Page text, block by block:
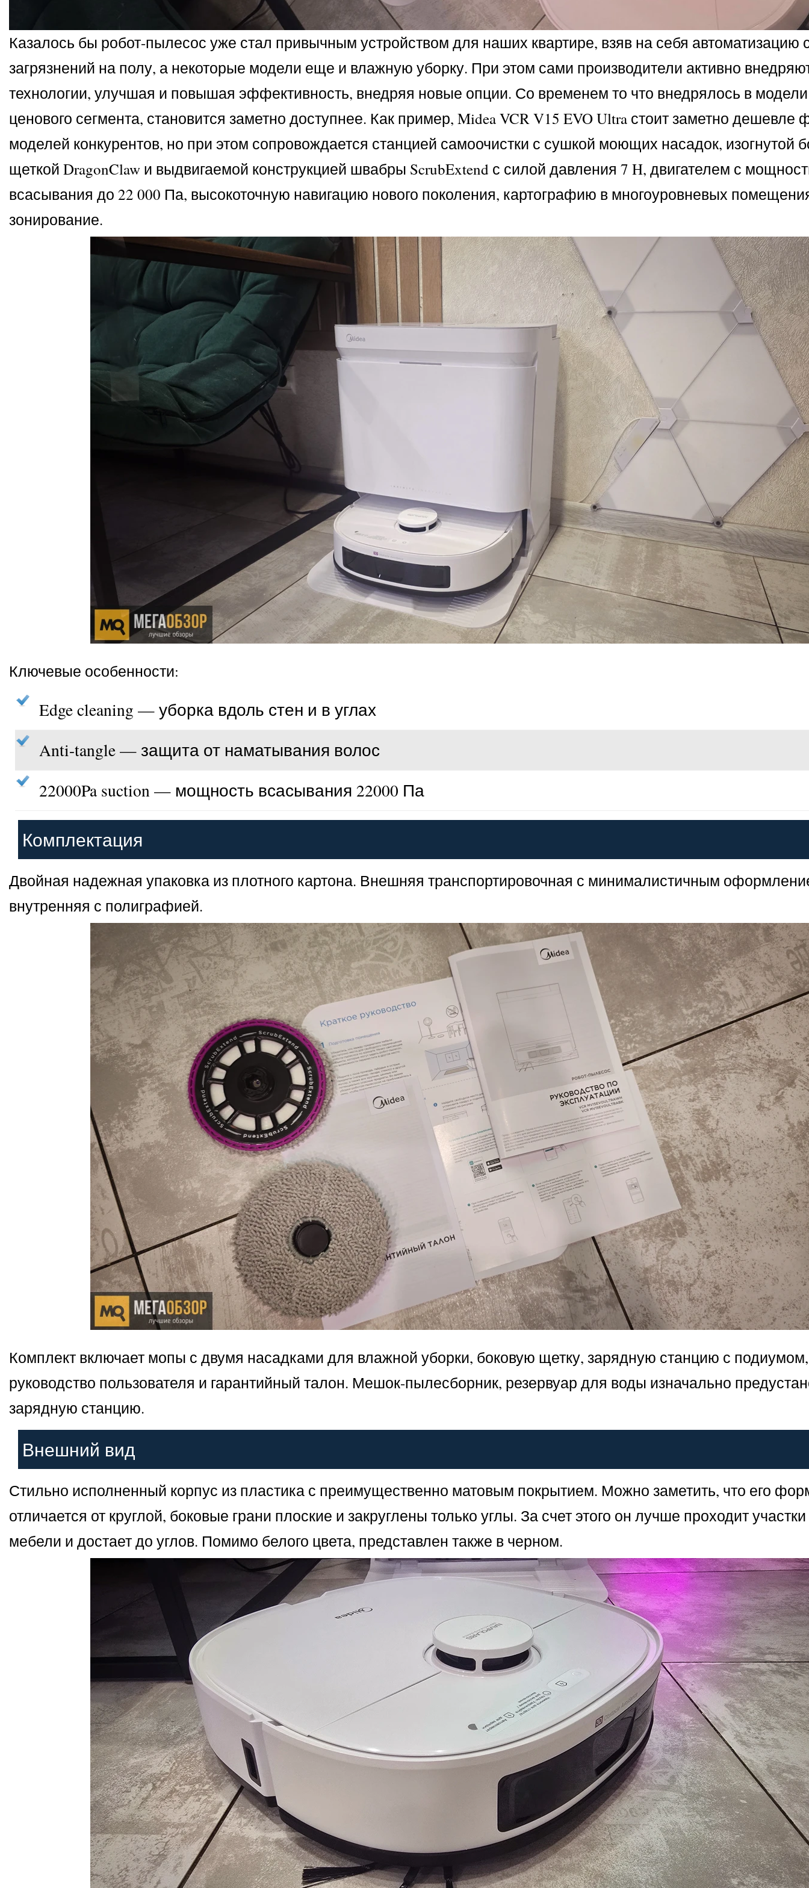
Казалось бы робот-пылесос уже стал привычным устройством для наших квартире, взяв на себя автоматизацию
загрязнений на полу, а некоторые модели еще и влажную уборку. При этом сами производители активно
технологии, улучшая и повышая эффективность, внедряя новые опции. Со временем то что внедрялось в модели
ценового сегмента, становится заметно доступнее. Как пример, Midea VCR V15 EVO Ultra стоит заметно дешевле
моделей конкурентов, но при этом сопровождается станцией самоочистки с сушкой моющих насадок, изогнутой
щеткой DragonClaw и выдвигаемой конструкцией швабры ScrubExtend с силой давления 7 H, двигателем с
всасывания до 22 000 Па, высокоточную навигацию нового поколения, картографию в многоуровневых
зонирование.
Ключевые особенности:
Edge cleaning — уборка вдоль стен и в углах
Anti-tangle — защита от наматывания волос
22000Pa suction — мощность всасывания 22000 Па
Комплектация
Двойная надежная упаковка из плотного картона. Внешняя транспортировочная с минималистичным
внутренняя с полиграфией.
Комплект включает мопы с двумя насадками для влажной уборки, боковую щетку, зарядную станцию с подиумом,
руководство пользователя и гарантийный талон. Мешок-пылесборник, резервуар для воды изначально
зарядную станцию.
Внешний вид
Стильно исполненный корпус из пластика с преимущественно матовым покрытием. Можно заметить, что его
отличается от круглой, боковые грани плоские и закруглены только углы. За счет этого он лучше проходит
мебели и достает до углов. Помимо белого цвета, представлен также в черном.